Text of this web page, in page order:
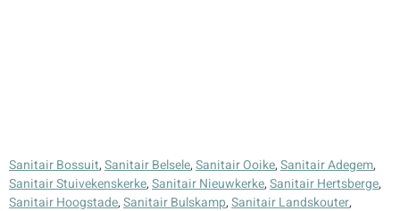
Sanitair Bossuit,Sanitair Belsele,Sanitair Ooike,Sanitair Adegem,
Sanitair Stuivekenskerke,Sanitair Nieuwkerke,Sanitair Hertsberge,
Sanitair Hoogstade,Sanitair Bulskamp,Sanitair Landskouter,